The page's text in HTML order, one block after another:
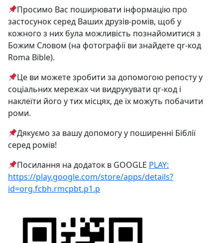
Просимо Вас поширювати інформацію про
застосунок серед Ваших друзів-ромів, щоб у
кожного з них була можливість познайомитися з
Божим Словом (на фотографії ви знайдете qr-код
Roma Bible).
Це ви можете зробити за допомогою репосту у
соціальних мережах чи видрукувати qr-код і
наклеїти його у тих місцях, де їх можуть побачити
роми.
Дякуємо за вашу допомогу у поширенні Біблії
серед ромів!
Посилання на додаток в GOOGLE PLAY:
https://play.google.com/store/apps/details?
id=org.fcbh.rmcpbt.p1.p